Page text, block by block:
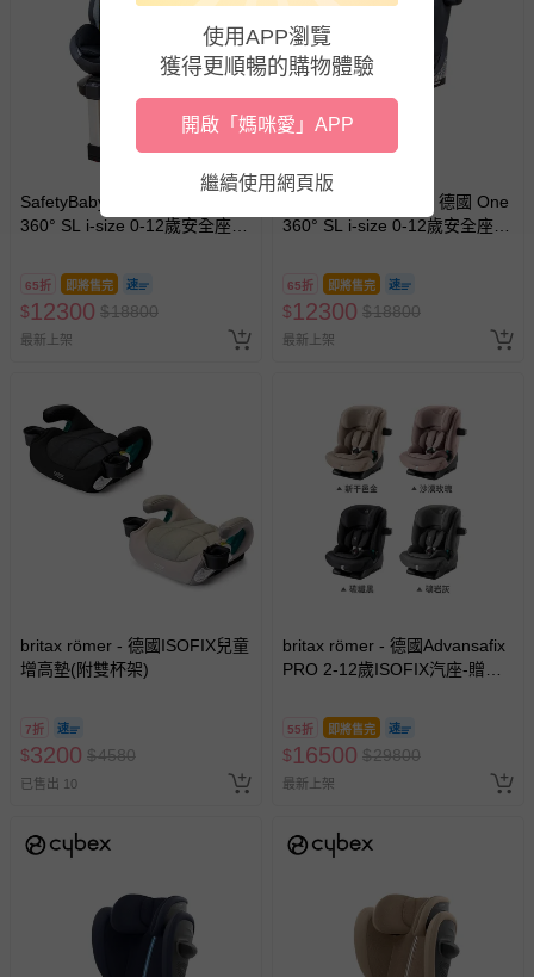
SafetyBaby 適德寶 - 德國 One
360° SL i-size 0-12歲安全座
頂篷+皮革座椅保護墊
65折 即將售完
$12300 $18800
最新上架
SafetyBaby 適德寶 - 德國 One
360° SL i-size 0-12歲安全座
頂篷+皮革座椅保護墊
65折 即將售完
$12300 $18800
最新上架
britax römer - 德國ISOFIX兒童
增高墊(附雙杯架)
7折
$3200 $4580
已售出 10
britax römer - 德國Advansafix
PRO 2-12歲ISOFIX汽座-贈皮
55折 即將售完
$16500 $29800
最新上架
使用APP瀏覽
獲得更順暢的購物體驗
開啟「媽咪愛」APP
繼續使用網頁版